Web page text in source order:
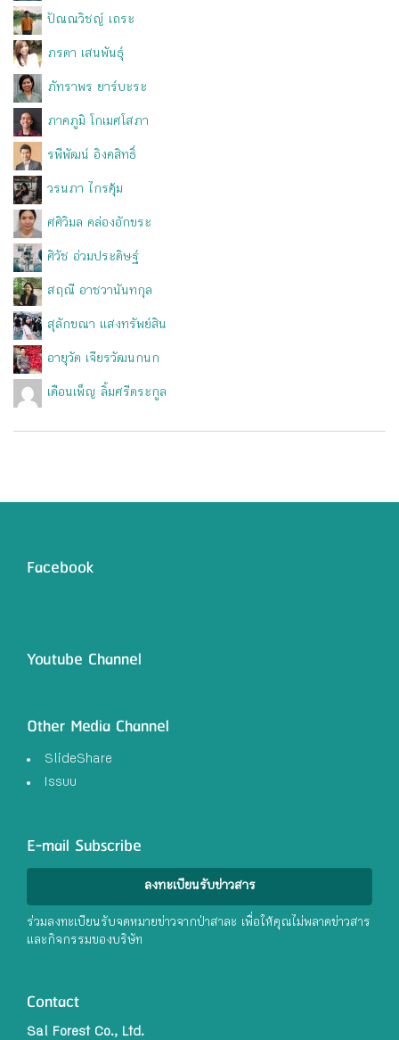
ปัณณวิชญ์ เถระ
ภรตา เสนพันธุ์
ภัทราพร ยาร์บะระ
ภาคภูมิ โกเมศโสภา
รพีพัฒน์ อิงคสิทธิ์
วรนภา ไกรคุ้ม
ศศิวิมล คล่องอักขระ
ศิวัช อ่วมประดิษฐ์
สฤณี อาชวานันทกุล
สุลักขณา แสงทรัพย์สิน
อายุวัต เจียรวัฒนกนก
เดือนเพ็ญ ลิ้มศรีตระกูล
Facebook
Youtube Channel
Other Media Channel
SlideShare
Issuu
E-mail Subscribe
ลงทะเบียนรับข่าวสาร
ร่วมลงทะเบียนรับจดหมายข่าวจากป่าสาละ เพื่อให้คุณไม่พลาดข่าวสาร
และกิจกรรมของบริษัท
Contact
Sal Forest Co., Ltd.